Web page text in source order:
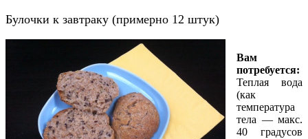
Булочки к завтраку (примерно 12 штук)
Вам
потребуется:
Теплая вода
(как
температура
тела — макс.
40 градусов